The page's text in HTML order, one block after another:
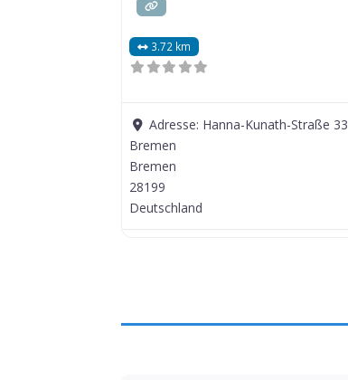
3.72 km
Adresse: Hanna-Kunath-Straße 33
Bremen
Bremen
28199
Deutschland